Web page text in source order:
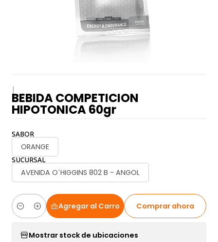
|
BEBIDA COMPETICION
HIPOTONICA 60gr
SABOR
ORANGE
SUCURSAL
AVENIDA O´HIGGINS 802 B - ANGOL
Cantidad
Agregar al Carro Comprar ahora
Mostrar stock de ubicaciones